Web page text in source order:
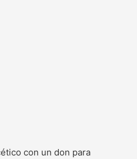
con un don para